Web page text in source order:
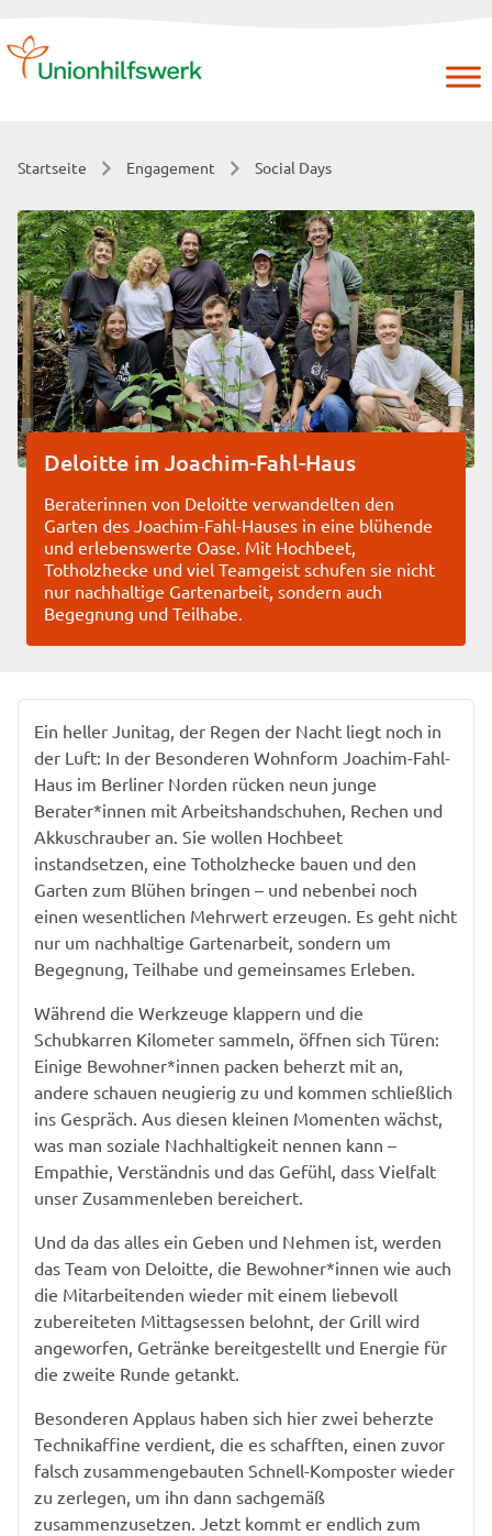
Skip
Startseite Engagement Social Days
Deloitte im Joachim-Fahl-Haus
Beraterinnen von Deloitte verwandelten den
Garten des Joachim-Fahl-Hauses in eine blühende
und erlebenswerte Oase. Mit Hochbeet,
Totholzhecke und viel Teamgeist schufen sie nicht
nur nachhaltige Gartenarbeit, sondern auch
Begegnung und Teilhabe.
Ein heller Junitag, der Regen der Nacht liegt noch in
der Luft: In der Besonderen Wohnform Joachim-Fahl-
Haus im Berliner Norden rücken neun junge
Berater*innen mit Arbeits­handschuhen, Rechen und
Akkuschrauber an. Sie wollen Hochbeet
instandsetzen, eine Totholzhecke bauen und den
Garten zum Blühen bringen – und nebenbei noch
einen wesentlichen Mehrwert erzeugen. Es geht nicht
nur um nachhaltige Gartenarbeit, sondern um
Begegnung, Teilhabe und gemeinsames Erleben.
Während die Werkzeuge klappern und die
Schubkarren Kilometer sammeln, öffnen sich Türen:
Einige Bewohner*innen packen beherzt mit an,
andere schauen neugierig zu und kommen schließlich
ins Gespräch. Aus diesen kleinen Momenten wächst,
was man soziale Nachhaltigkeit nennen kann –
Empathie, Verständnis und das Gefühl, dass Vielfalt
unser Zusammenleben bereichert.
Und da das alles ein Geben und Nehmen ist, werden
das Team von Deloitte, die Bewohner*innen wie auch
die Mitarbeitenden wieder mit einem liebevoll
zubereiteten Mittagsessen belohnt, der Grill wird
angeworfen, Getränke bereitgestellt und Energie für
die zweite Runde getankt.
Besonderen Applaus haben sich hier zwei beherzte
Technikaffine verdient, die es schafften, einen zuvor
falsch zusammengebauten Schnell-Komposter wieder
zu zerlegen, um ihn dann sachgemäß
zusammenzusetzen. Jetzt kommt er endlich zum